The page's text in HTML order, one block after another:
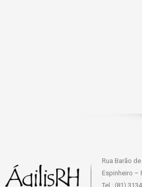
Rua Barão
Espinheiro –
Tel.: (81)